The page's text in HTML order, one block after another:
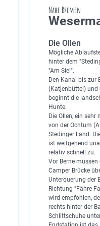
Nähe Bremen
Die Ollen
Mögliche
hinter dem
"Am Siel".
Den Kanal bis zur
(Katjenbüttel) und
beginnt die
Hunte.
Die Ollen, ein
von der Ochtum
Stedinger Land.
ist weitgehend
relativ schnell zu.
Vor Berne
Camper Brücke
Unterquerung der
Richtung "Fähre
wird empfohlen,
rechts hinter der
Schlittschuhe